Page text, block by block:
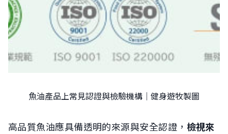
魚油產品上常見認證與檢驗機構｜健身遊牧製圖
高品質魚油應具備透明的來源與安全認證， 檢視來